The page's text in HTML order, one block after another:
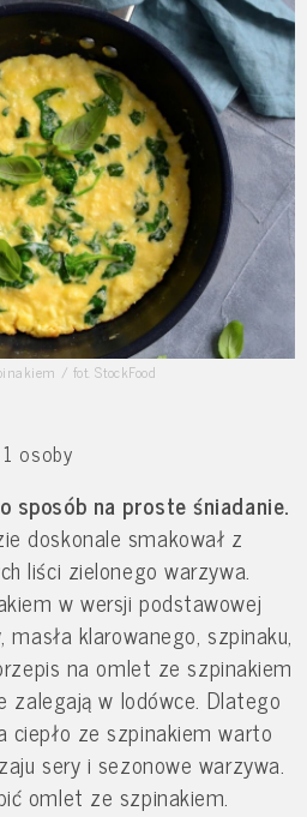
/ fot. StockFood
osoby
sposób na proste śniadanie.
doskonale smakował z
liści zielonego warzywa.
w wersji podstawowej
klarowanego, szpinaku,
na omlet ze szpinakiem
zalegają w lodówce. Dlatego
ze szpinakiem warto
sery i sezonowe warzywa.
omlet ze szpinakiem.